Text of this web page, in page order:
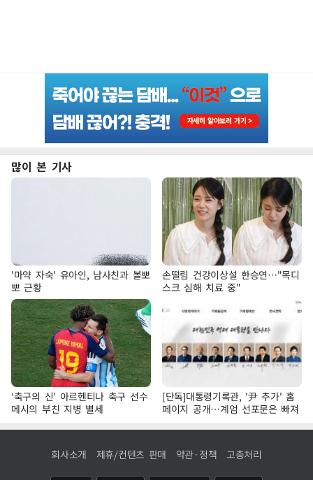
많이 본 기사
'마약 자숙' 유아인, 남사친과 볼뽀
뽀 근황
손떨림 건강이상설 한승연…"목디
스크 심해 치료 중"
‘축구의 신’ 아르헨티나 축구 선수
메시의 부친 지병 별세
[단독]대통령기록관, '尹 추가' 홈
페이지 공개…계엄 선포문은 빠져
회사소개 제휴/컨텐츠 판매 약관·정책 고충처리